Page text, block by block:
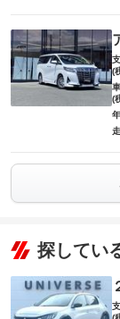
(
(
探してい